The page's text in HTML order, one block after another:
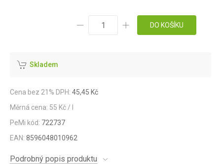
DO KOŠÍKU
Skladem
Cena bez 21% DPH: 45,45 Kč
Měrná cena: 55 Kč / l
PeMi kód: 722737
EAN: 8596048010962
Podrobný popis produktu